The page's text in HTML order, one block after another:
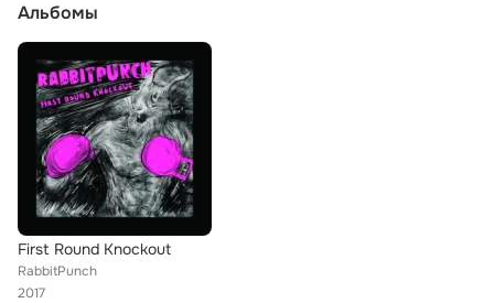
Альбомы
First Round Knockout
RabbitPunch
2017